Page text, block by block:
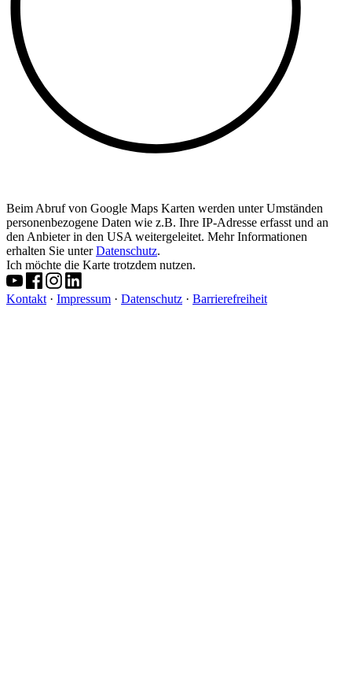
Beim Abruf von Google Maps Karten werden unter Umständen
personenbezogene Daten wie z.B. Ihre IP-Adresse erfasst und an
den Anbieter in den USA weitergeleitet. Mehr Informationen
erhalten Sie unterDatenschutz.
Ich möchte die Karte trotzdem nutzen.
Kontakt · Impressum · Datenschutz · Barrierefreiheit